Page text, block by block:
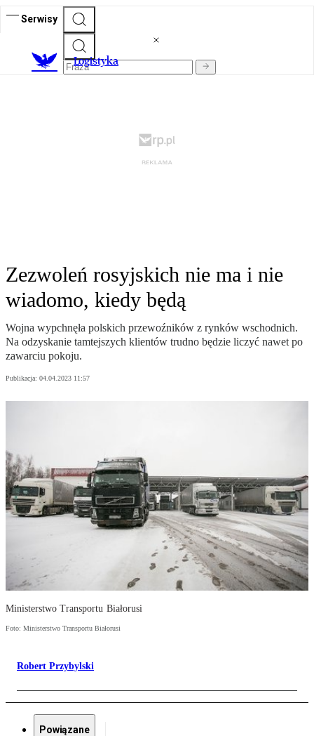
Serwisy
Logistyka
Zezwoleń rosyjskich nie ma i nie
wiadomo, kiedy będą
Wojna wypchnęła polskich przewoźników z rynków wschodnich.
Na odzyskanie tamtejszych klientów trudno będzie liczyć nawet po
zawarciu pokoju.
Publikacja: 04.04.2023 11:57
Ministerstwo Transportu Białorusi
Foto: Ministerstwo Transportu Białorusi
Robert Przybylski
Powiązane